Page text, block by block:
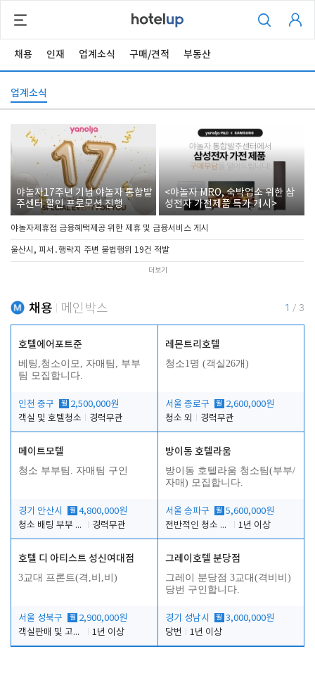
채용 인재 업계소식 구매/견적 부동산
업계소식
야놀자17주년 기념 야놀자 통합발
주센터 할인 프로모션 진행
<야놀자 MRO, 숙박업소 위한 삼
성전자 가전제품 특가 개시>
야놀자제휴점 금융혜택제공 위한 제휴 및 금융서비스 게시
울산시, 피서․행락지 주변 불법행위 19건 적발
더보기
채용 메인박스 1 / 3
호텔에어포트준
베팅,청소이모, 자매팀, 부부
팀 모집합니다.
인천 중구 월 2,500,000원
객실 및 호텔청소
경력무관
레몬트리호텔
청소1명 (객실26개)
서울 종로구 월 2,600,000원
청소 외
경력무관
메이트모텔
청소 부부팀. 자매팀 구인
경기 안산시 월 4,800,000원
청소 배팅 부부 구합니다
경력무관
방이동 호텔라움
방이동 호텔라움 청소팀(부부/
자매) 모집합니다.
서울 송파구 월 5,600,000원
전반적인 청소 업무(객실청소.객실정리)
1년 이상
호텔 디 아티스트 성신여대점
3교대 프론트(격,비,비)
서울 성북구 월 2,900,000원
객실판매 및 고객응대
1년 이상
그레이호텔 분당점
그레이 분당점 3교대(격비비)
당번 구인합니다.
경기 성남시 월 3,000,000원
당번
1년 이상